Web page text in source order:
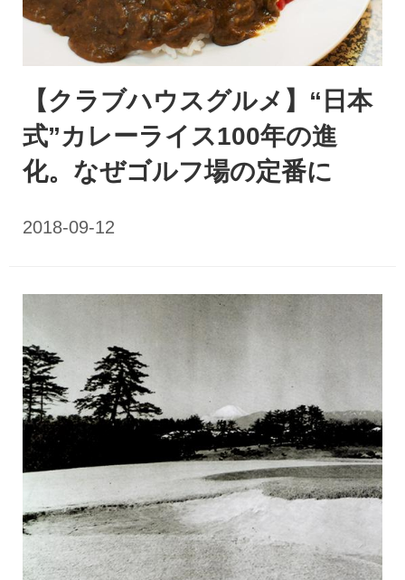
【クラブハウスグルメ】“日本
式”カレーライス100年の進
化。なぜゴルフ場の定番に